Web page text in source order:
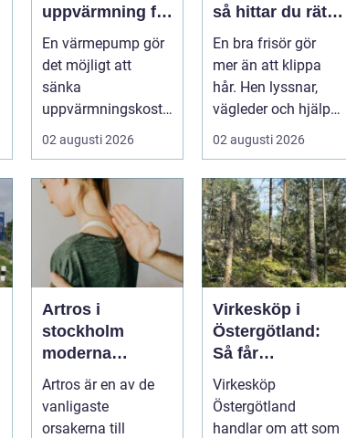
uppvärmning för
moderna hem
En värmepump gör
det möjligt att
sänka
uppvärmningskostn
aderna rejält och
samtidigt få ett
behagliga...
02 augusti 2026
så hittar du rätt
salong för stil,
kvalitet och
känsla
En bra frisör gör
mer än att klippa
hår. Hen lyssnar,
vägleder och hjälper
kunden att känna
sig tryg...
02 augusti 2026
Artros i
stockholm
moderna
möjligheter för
mindre smärta
och mer rörelse
Artros är en av de
vanligaste
orsakerna till
Virkesköp i
Östergötland:
Så får
skogsägaren ut
mer av sin skog
Virkesköp
Östergötland
handlar om att som